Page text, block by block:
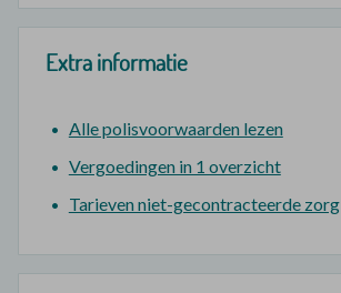
Extra informatie
Alle polisvoorwaarden lezen
Vergoedingen in 1 overzicht
Tarieven niet-gecontracteerde zorg